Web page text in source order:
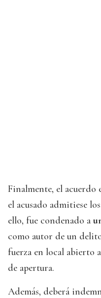
Finalmente, el
el acusado admitiese
ello, fue condenado a
como autor de un
fuerza en local abierto
de apertura.
Además, deberá